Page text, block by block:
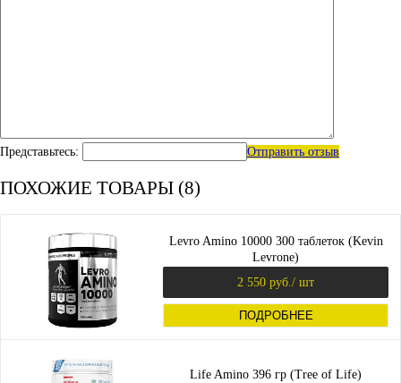
Представьтесь: Отправить отзыв
ПОХОЖИЕ ТОВАРЫ (8)
Levro Amino 10000 300 таблеток (Kevin
Levrone)
2 550 руб. / шт
ПОДРОБНЕЕ
Life Amino 396 гр (Tree of Life)